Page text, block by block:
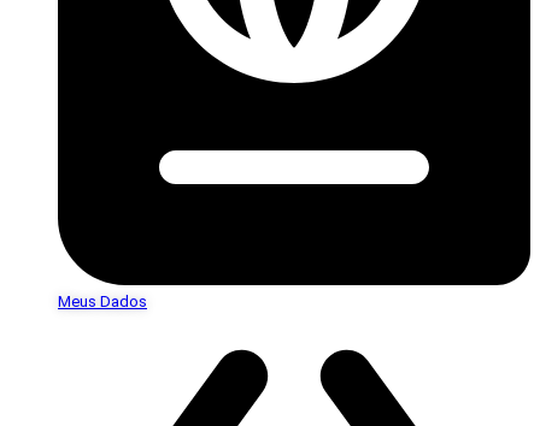
Meus Dados